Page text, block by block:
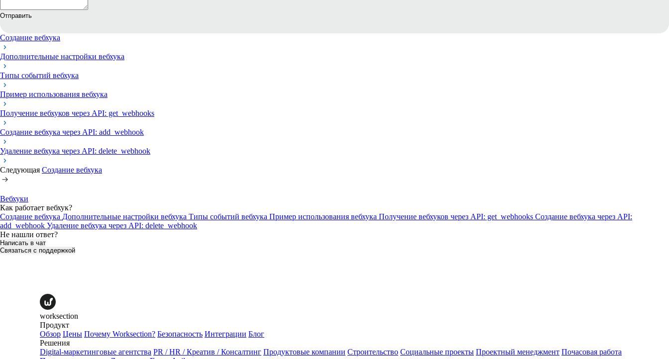
Отправить
Создание вебхука
Дополнительные настройки вебхука
Типы событий вебхука
Пример использования вебхука
Получение вебхуков через API: get_webhooks
Создание вебхука через API: add_webhook
Удаление вебхука через API: delete_webhook
Следующая Создание вебхука
Вебхуки
Как работает вебхук?
Создание вебхука Дополнительные настройки вебхука Типы событий вебхука Пример использования вебхука Получение вебхуков через API: get_webhooks Создание вебхука через API:
add_webhook Удаление вебхука через API: delete_webhook
Не нашли ответ?
Написать в чат
Связаться с поддержкой
worksection
Продукт
Обзор Цены Почему Worksection? Безопасность Интеграции Блог
Решения
Digital-маркетинговые агентства PR / HR / Креатив / Консалтинг Продуктовые компании Строительство Социальные проекты Проектный менеджмент Почасовая работа